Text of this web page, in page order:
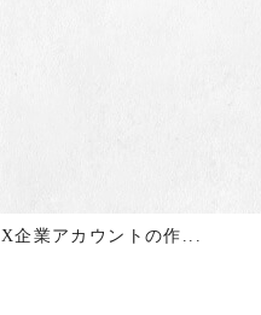
X企業アカウントの作...